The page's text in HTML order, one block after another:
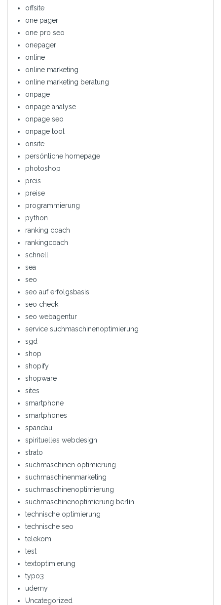
offsite
one pager
one pro seo
onepager
online
online marketing
online marketing beratung
onpage
onpage analyse
onpage seo
onpage tool
onsite
persönliche homepage
photoshop
preis
preise
programmierung
python
ranking coach
rankingcoach
schnell
sea
seo
seo auf erfolgsbasis
seo check
seo webagentur
service suchmaschinenoptimierung
sgd
shop
shopify
shopware
sites
smartphone
smartphones
spandau
spirituelles webdesign
strato
suchmaschinen optimierung
suchmaschinenmarketing
suchmaschinenoptimierung
suchmaschinenoptimierung berlin
technische optimierung
technische seo
telekom
test
textoptimierung
typo3
udemy
Uncategorized